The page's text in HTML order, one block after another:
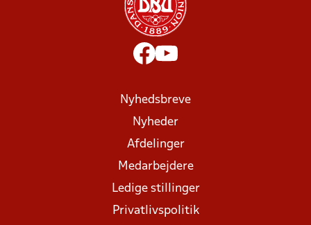
Nyhedsbreve
Nyheder
Afdelinger
Medarbejdere
Ledige stillinger
Privatlivspolitik